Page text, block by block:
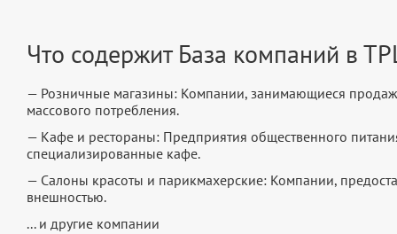
Что содержит База компаний в
— Розничные магазины: Компании, занимающиеся
массового потребления.
— Кафе и рестораны: Предприятия общественного
специализированные кафе.
— Салоны красоты и парикмахерские: Компании,
внешностью.
... и другие компании